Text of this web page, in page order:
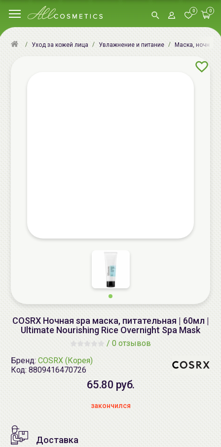
0 0
Уход за кожей лица Увлажнение и питание Маска, ночная
COSRX Ночная spa маска, питательная | 60мл |
Ultimate Nourishing Rice Overnight Spa Mask
/ 0 отзывов
Бренд: COSRX (Корея)
Код: 8809416470726
65.80 руб.
закончился
Доставка